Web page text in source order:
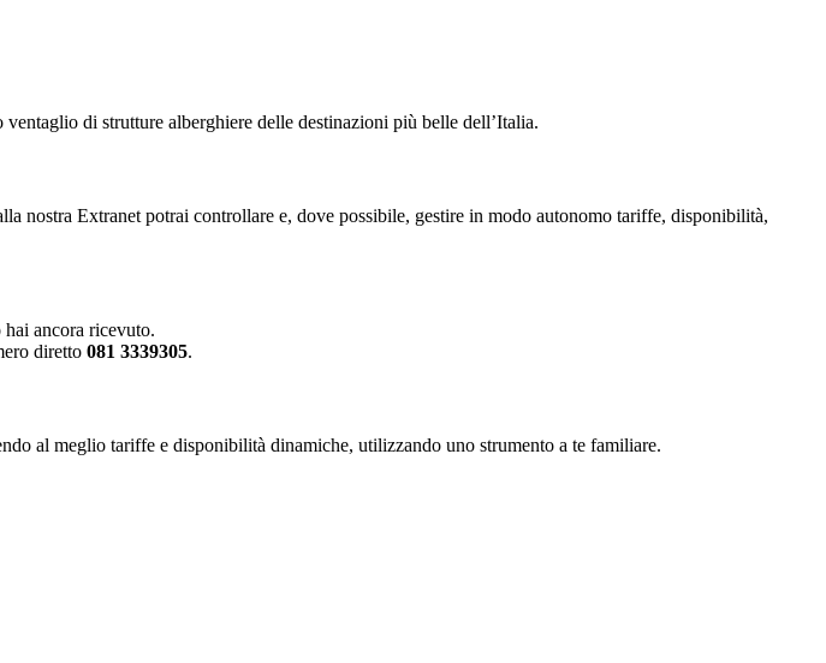
di strutture alberghiere delle destinazioni più belle dell’Italia.
nostra Extranet potrai controllare e, dove possibile, gestire in modo autonomo tariffe, disponibilità,
ancora ricevuto.
diretto 081 3339305.
al meglio tariffe e disponibilità dinamiche, utilizzando uno strumento a te familiare.